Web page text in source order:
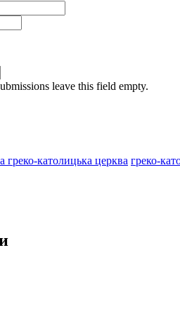
leave this field empty.
греко-католицька церква греко-